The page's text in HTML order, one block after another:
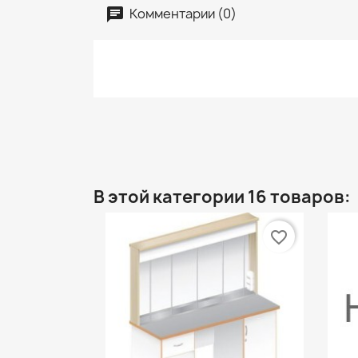
Комментарии (0)
В этой категории 16 товаров:
favorite_border